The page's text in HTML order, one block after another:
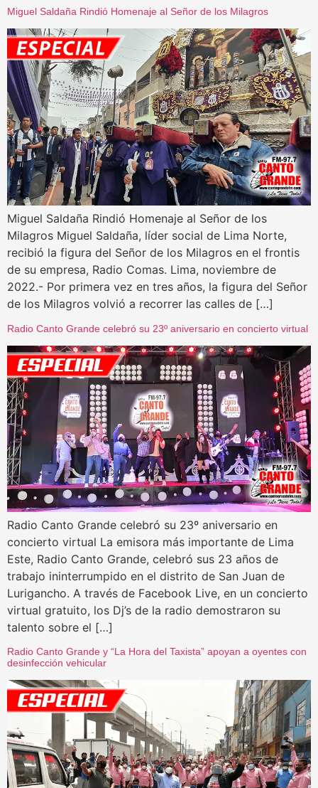
Miguel Saldaña Rindió Homenaje al Señor de los Milagros
Miguel Saldaña Rindió Homenaje al Señor de los
Milagros Miguel Saldaña, líder social de Lima Norte,
recibió la figura del Señor de los Milagros en el frontis
de su empresa, Radio Comas. Lima, noviembre de
2022.- Por primera vez en tres años, la figura del Señor
de los Milagros volvió a recorrer las calles de […]
Radio Canto Grande celebró su 23º aniversario en concierto virtual
Radio Canto Grande celebró su 23º aniversario en
concierto virtual La emisora más importante de Lima
Este, Radio Canto Grande, celebró sus 23 años de
trabajo ininterrumpido en el distrito de San Juan de
Lurigancho. A través de Facebook Live, en un concierto
virtual gratuito, los Dj’s de la radio demostraron su
talento sobre el […]
Radio Canto Grande y “La Hora del Taxista” apoyan a oyentes con
desinfección vehicular